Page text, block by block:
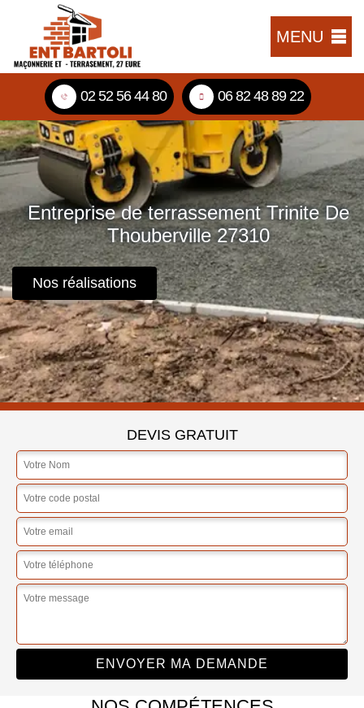
MENU
02 52 56 44 80 06 82 48 89 22
Entreprise de terrassement Trinite De
Thouberville 27310
Nos réalisations
DEVIS GRATUIT